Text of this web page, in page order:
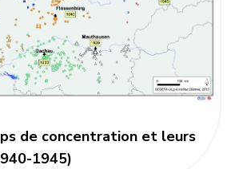
de concentration et leurs
1945)